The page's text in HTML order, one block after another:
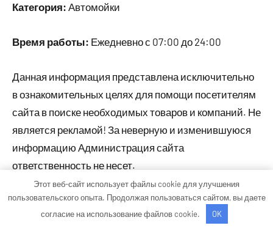
Категория: Автомойки
Время работы: Ежедневно с 07:00 до 24:00
Данная информация представлена исключительно
в ознакомительных целях для помощи посетителям
сайта в поиске необходимых товаров и компаний. Не
является рекламой! За неверную и изменившуюся
информацию Администрация сайта
ответственность не несет.
Тема WordPress: Occasio от ThemeZee.
Этот веб-сайт использует файлы cookie для улучшения
пользовательского опыта. Продолжая пользоваться сайтом, вы даете
согласие на использование файлов cookie.
OK